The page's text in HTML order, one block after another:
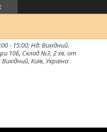
- 15:00; Нд: Вихідний.
10Б, Склад №3, 2 хв. от
Київ, Україна